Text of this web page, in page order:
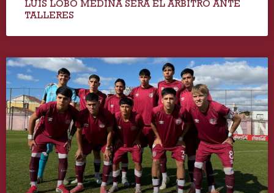
LUIS LOBO MEDINA SERÁ EL ÁRBITRO ANTE
TALLERES